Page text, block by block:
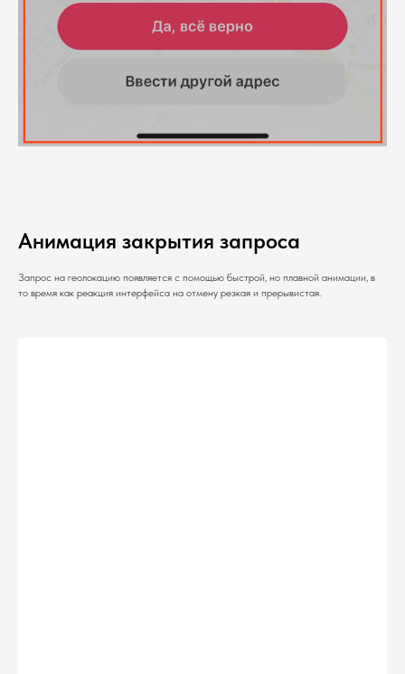
Анимация закрытия запроса
Запрос на геолокацию появляется с помощью быстрой, но плавной анимации, в
то время как реакция интерфейса на отмену резкая и прерывистая.